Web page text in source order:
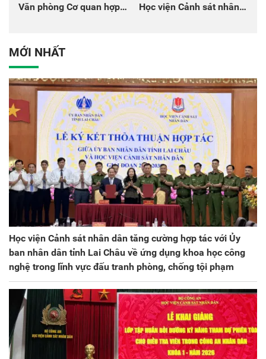
Văn phòng Cơ quan hợp
Học viện Cảnh sát nhân
MỚI NHẤT
Học viện Cảnh sát nhân dân tăng cường hợp tác với Ủy
ban nhân dân tỉnh Lai Châu về ứng dụng khoa học công
nghệ trong lĩnh vực đấu tranh phòng, chống tội phạm